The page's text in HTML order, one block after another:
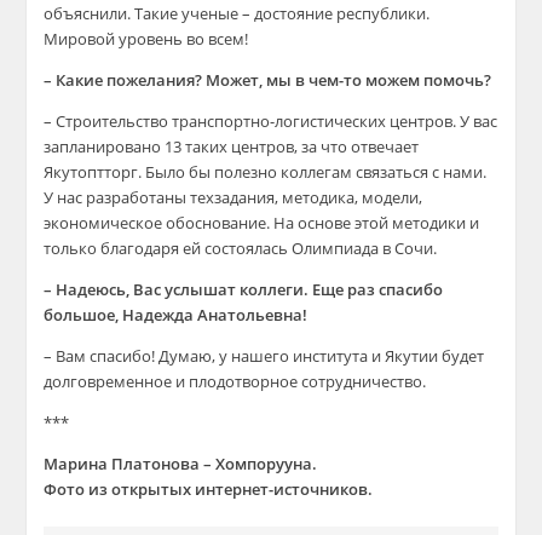
объяснили. Такие ученые – достояние республики.
Мировой уровень во всем!
– Какие пожелания? Может, мы в чем-то можем помочь?
– Строительство транспортно-логистических центров. У вас
запланировано 13 таких центров, за что отвечает
Якутоптторг. Было бы полезно коллегам связаться с нами.
У нас разработаны техзадания, методика, модели,
экономическое обоснование. На основе этой методики и
только благодаря ей состоялась Олимпиада в Сочи.
– Надеюсь, Вас услышат коллеги. Еще раз спасибо
большое, Надежда Анатольевна!
– Вам спасибо! Думаю, у нашего института и Якутии будет
долговременное и плодотворное сотрудничество.
***
Марина Платонова – Хомпорууна.
Фото из открытых интернет-источников.